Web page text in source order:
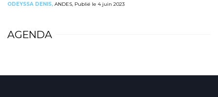
ODEYSSA DENIS, ANDES, Publié le 4 juin 2023
AGENDA